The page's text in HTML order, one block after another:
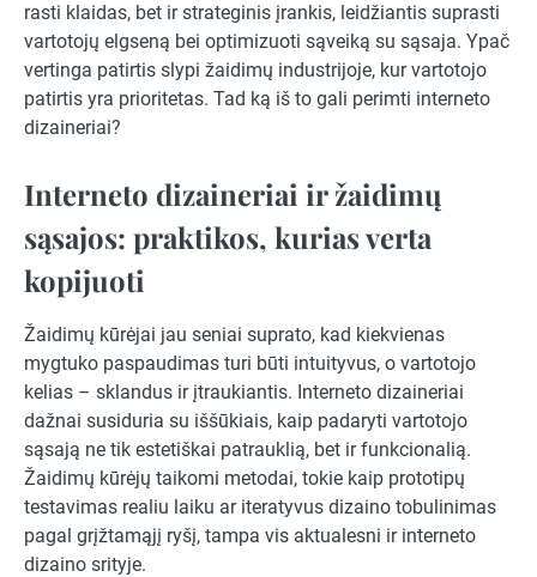
rasti klaidas, bet ir strateginis įrankis, leidžiantis suprasti
vartotojų elgseną bei optimizuoti sąveiką su sąsaja. Ypač
vertinga patirtis slypi žaidimų industrijoje, kur vartotojo
patirtis yra prioritetas. Tad ką iš to gali perimti interneto
dizaineriai?
Interneto dizaineriai ir žaidimų
sąsajos: praktikos, kurias verta
kopijuoti
Žaidimų kūrėjai jau seniai suprato, kad kiekvienas
mygtuko paspaudimas turi būti intuityvus, o vartotojo
kelias – sklandus ir įtraukiantis. Interneto dizaineriai
dažnai susiduria su iššūkiais, kaip padaryti vartotojo
sąsają ne tik estetiškai patrauklią, bet ir funkcionalią.
Žaidimų kūrėjų taikomi metodai, tokie kaip prototipų
testavimas realiu laiku ar iteratyvus dizaino tobulinimas
pagal grįžtamąjį ryšį, tampa vis aktualesni ir interneto
dizaino srityje.